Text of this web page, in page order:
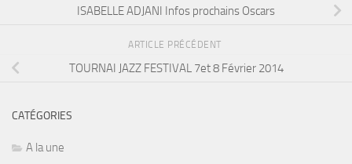
ISABELLE ADJANI Infos prochains Oscars
ARTICLE PRÉCÉDENT
TOURNAI JAZZ FESTIVAL 7et 8 Février 2014
CATÉGORIES
A la une